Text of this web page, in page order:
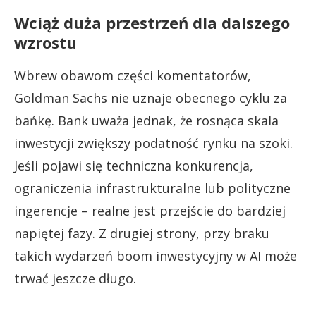
Wciąż duża przestrzeń dla dalszego
wzrostu
Wbrew obawom części komentatorów,
Goldman Sachs nie uznaje obecnego cyklu za
bańkę. Bank uważa jednak, że rosnąca skala
inwestycji zwiększy podatność rynku na szoki.
Jeśli pojawi się techniczna konkurencja,
ograniczenia infrastrukturalne lub polityczne
ingerencje – realne jest przejście do bardziej
napiętej fazy. Z drugiej strony, przy braku
takich wydarzeń boom inwestycyjny w AI może
trwać jeszcze długo.